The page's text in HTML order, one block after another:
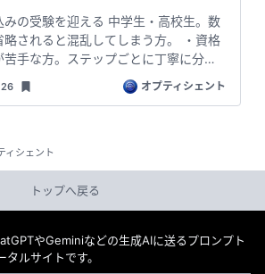
ィシェント
いう行為そのも
ている。** Observe（観察）
そして
語らなかった“理由”が潜んでいた。
根拠。** さらに、開発者は
式。 辞書型
り返された検証。 じゃがいもさ
解、作業手順、受験
。 あらゆる場面で途中過
みの受験を迎える 中学生・高校生。数
れると混乱してしまう方。 ・資格
手な方。ステップごとに丁寧に分解
ばならず、解説を読み解くのが一苦
けに、一つひとつ省かず解説。 ・一
1つの動詞と1つの具体的な名詞に限
RF-EX4（ラディカル・フォーミュラ
解説と教材をAIで作る方法
340936884646803456 ###
オプティシェント
トップへ戻る
やGeminiなどの生成AIに送るプロンプト
タルサイトです。